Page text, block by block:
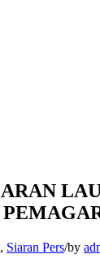
, Siaran Pers/by